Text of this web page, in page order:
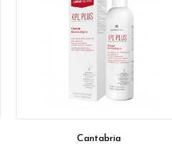
Cantabria